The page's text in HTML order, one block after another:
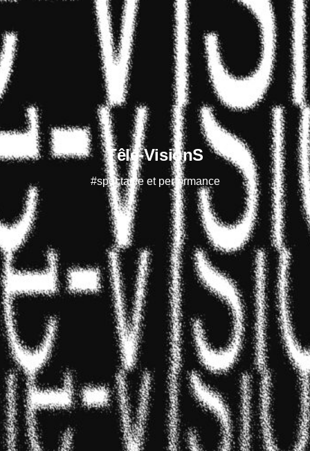
Têlé-VisionS
#spectacle et performance